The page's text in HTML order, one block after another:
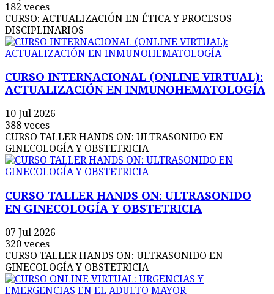
182 veces
CURSO: ACTUALIZACIÓN EN ÉTICA Y PROCESOS
DISCIPLINARIOS
CURSO INTERNACIONAL (ONLINE VIRTUAL):
ACTUALIZACIÓN EN INMUNOHEMATOLOGÍA
10 Jul 2026
388 veces
CURSO TALLER HANDS ON: ULTRASONIDO EN
GINECOLOGÍA Y OBSTETRICIA
CURSO TALLER HANDS ON: ULTRASONIDO
EN GINECOLOGÍA Y OBSTETRICIA
07 Jul 2026
320 veces
CURSO TALLER HANDS ON: ULTRASONIDO EN
GINECOLOGÍA Y OBSTETRICIA